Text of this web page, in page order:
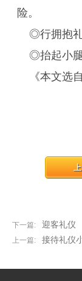
险。
◎行拥抱
◎抬起小腿
《本文选
下一篇: 迎客礼仪
上一篇: 接待礼仪